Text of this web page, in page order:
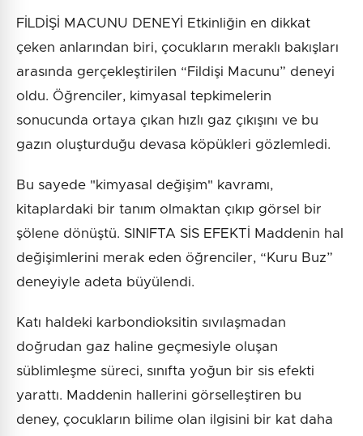
FİLDİŞİ MACUNU DENEYİ Etkinliğin en dikkat
çeken anlarından biri, çocukların meraklı bakışları
arasında gerçekleştirilen “Fildişi Macunu” deneyi
oldu. Öğrenciler, kimyasal tepkimelerin
sonucunda ortaya çıkan hızlı gaz çıkışını ve bu
gazın oluşturduğu devasa köpükleri gözlemledi.
Bu sayede "kimyasal değişim" kavramı,
kitaplardaki bir tanım olmaktan çıkıp görsel bir
şölene dönüştü. SINIFTA SİS EFEKTİ Maddenin hal
değişimlerini merak eden öğrenciler, “Kuru Buz”
deneyiyle adeta büyülendi.
Katı haldeki karbondioksitin sıvılaşmadan
doğrudan gaz haline geçmesiyle oluşan
süblimleşme süreci, sınıfta yoğun bir sis efekti
yarattı. Maddenin hallerini görselleştiren bu
deney, çocukların bilime olan ilgisini bir kat daha